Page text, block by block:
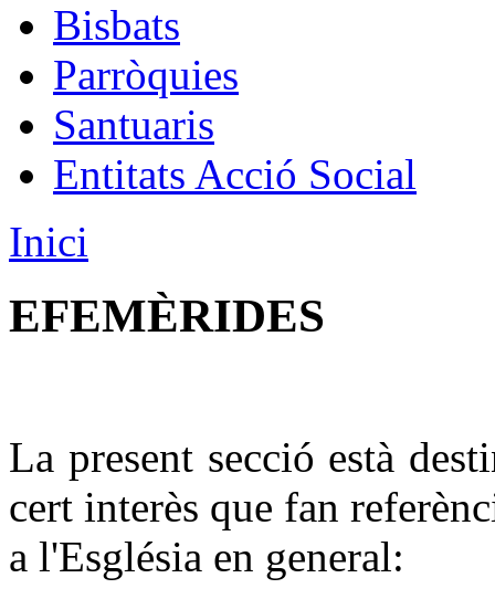
Bisbats
Parròquies
Santuaris
Entitats Acció Social
Inici
EFEMÈRIDES
La present secció està
cert interès que fan
a l'Església en general: